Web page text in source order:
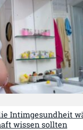
Intimgesundheit
wissen sollten